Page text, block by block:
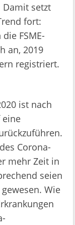
Damit setzt
fort:
FSME-
an, 2019
registriert.
ist nach
eine
Corona-
mehr Zeit in
seien
Wie